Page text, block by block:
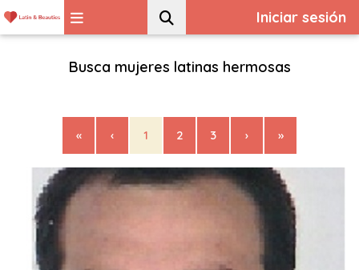
Iniciar sesión
Busca mujeres latinas hermosas
« ‹ 1 2 3 › »